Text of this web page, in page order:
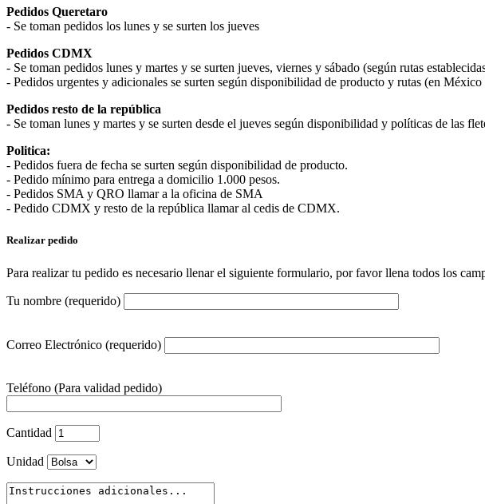
Pedidos Queretaro
- Se toman pedidos los lunes y se surten los jueves
Pedidos CDMX
- Se toman pedidos lunes y martes y se surten jueves, viernes y sábado (según rutas
- Pedidos urgentes y adicionales se surten según disponibilidad de producto y rutas (en
Pedidos resto de la república
- Se toman lunes y martes y se surten desde el jueves según disponibilidad y políticas de las
Politica:
- Pedidos fuera de fecha se surten según disponibilidad de producto.
- Pedido mínimo para entrega a domicilio 1.000 pesos.
- Pedidos SMA y QRO llamar a la oficina de SMA
- Pedido CDMX y resto de la república llamar al cedis de CDMX.
Realizar pedido
Para realizar tu pedido es necesario llenar el siguiente formulario, por favor llena todos los
Tu nombre (requerido)
Correo Electrónico (requerido)
Teléfono (Para validad pedido)
Cantidad
Unidad